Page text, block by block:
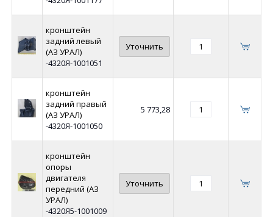
кронштейн
задний левый
(АЗ УРАЛ)
-4320Я-1001051
Уточнить
кронштейн
задний правый
(АЗ УРАЛ)
-4320Я-1001050
5 773,28
кронштейн
опоры
двигателя
передний (АЗ
УРАЛ)
-4320Я5-1001009
Уточнить